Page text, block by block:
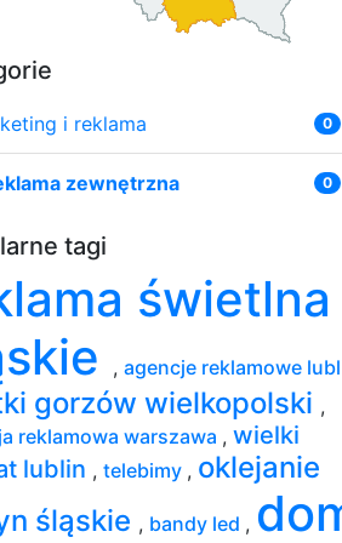
i reklama 0
zewnętrzna 0
tagi
świetlna
, agencje reklamowe
gorzów wielkopolski ,
reklamowa warszawa , wielki
lublin , telebimy , oklejanie
śląskie , bandy led ,